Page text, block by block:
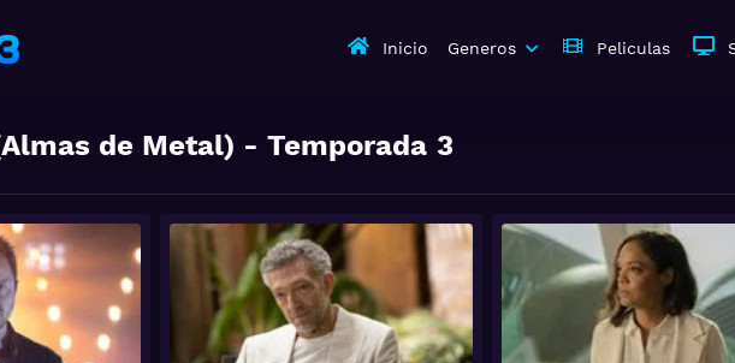
Inicio Generos Peliculas
de Metal) - Temporada 3
Ver